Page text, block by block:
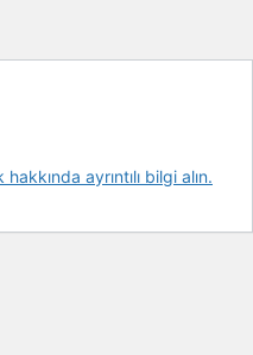
ayrıntılı bilgi alın.